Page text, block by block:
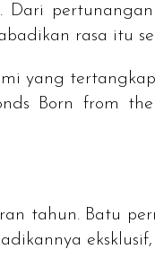
rasa itu
yang
Born from
tahun. Batu